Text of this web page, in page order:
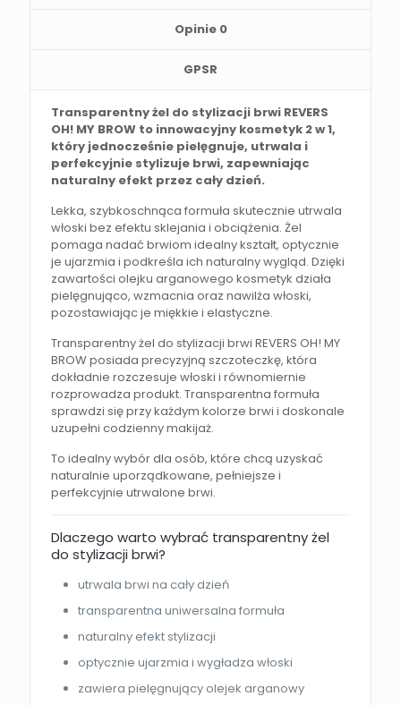
Opinie 0
GPSR
Transparentny żel do stylizacji brwi REVERS
OH! MY BROW to innowacyjny kosmetyk 2 w 1,
który jednocześnie pielęgnuje, utrwala i
perfekcyjnie stylizuje brwi, zapewniając
naturalny efekt przez cały dzień.
Lekka, szybkoschnąca formuła skutecznie utrwala
włoski bez efektu sklejania i obciążenia. Żel
pomaga nadać brwiom idealny kształt, optycznie
je ujarzmia i podkreśla ich naturalny wygląd. Dzięki
zawartości olejku arganowego kosmetyk działa
pielęgnująco, wzmacnia oraz nawilża włoski,
pozostawiając je miękkie i elastyczne.
Transparentny żel do stylizacji brwi REVERS OH! MY
BROW posiada precyzyjną szczoteczkę, która
dokładnie rozczesuje włoski i równomiernie
rozprowadza produkt. Transparentna formuła
sprawdzi się przy każdym kolorze brwi i doskonale
uzupełni codzienny makijaż.
To idealny wybór dla osób, które chcą uzyskać
naturalnie uporządkowane, pełniejsze i
perfekcyjnie utrwalone brwi.
Dlaczego warto wybrać transparentny żel
do stylizacji brwi?
utrwala brwi na cały dzień
transparentna uniwersalna formuła
naturalny efekt stylizacji
optycznie ujarzmia i wygładza włoski
zawiera pielęgnujący olejek arganowy